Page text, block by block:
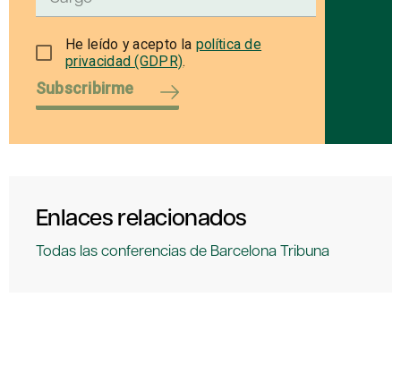
He leído y acepto la política de
privacidad (GDPR).
Subscribirme
Enlaces relacionados
Todas las conferencias de Barcelona Tribuna